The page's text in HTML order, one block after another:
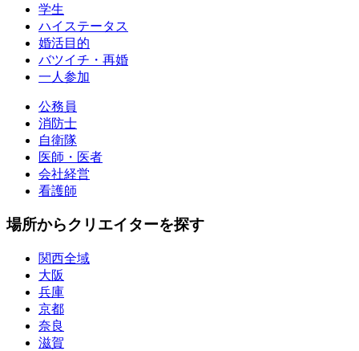
学生
ハイステータス
婚活目的
バツイチ・再婚
一人参加
公務員
消防士
自衛隊
医師・医者
会社経営
看護師
場所からクリエイターを探す
関西全域
大阪
兵庫
京都
奈良
滋賀